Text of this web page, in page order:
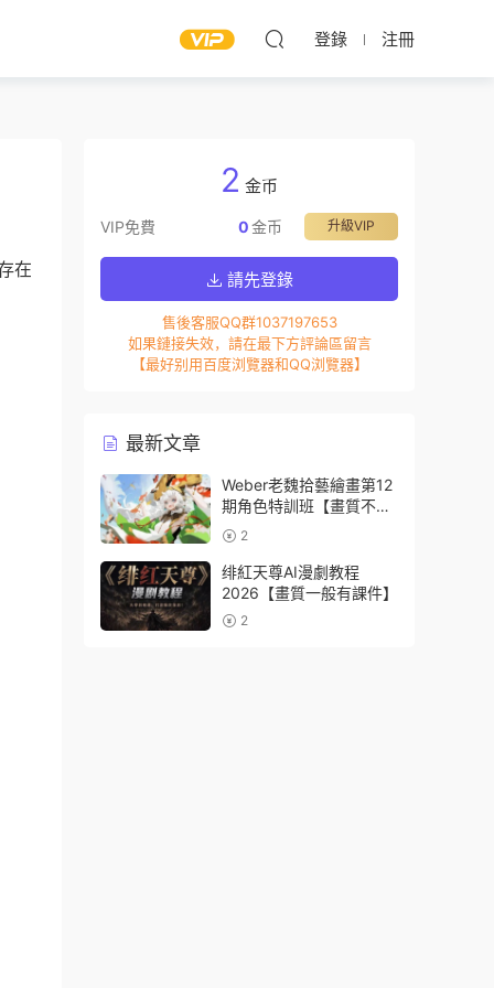
登錄 注冊
在
2 金币
VIP免費 升級VIP
0金币
請先登錄
售後客服QQ群1037197653
如果鏈接失效，請在最下方評論區留言
【最好别用百度浏覽器和QQ浏覽器】
最新文章
Weber老魏拾藝繪畫第12
期角色特訓班【畫質不錯
隻有視頻】
2
绯紅天尊AI漫劇教程
2026【畫質一般有課件】
2